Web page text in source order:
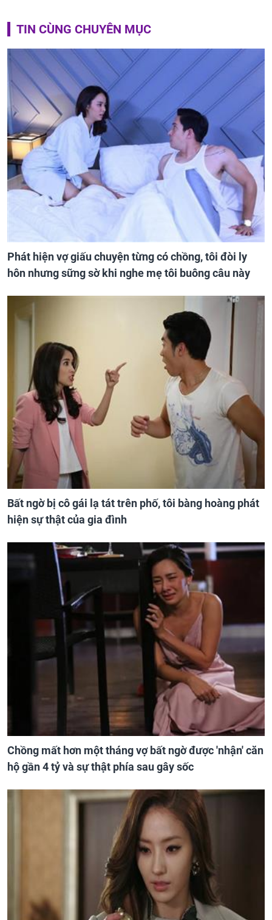
TIN CÙNG CHUYÊN MỤC
Phát hiện vợ giấu chuyện từng có chồng, tôi đòi ly
hôn nhưng sững sờ khi nghe mẹ tôi buông câu này
Bất ngờ bị cô gái lạ tát trên phố, tôi bàng hoàng phát
hiện sự thật của gia đình
Chồng mất hơn một tháng vợ bất ngờ được 'nhận' căn
hộ gần 4 tỷ và sự thật phía sau gây sốc